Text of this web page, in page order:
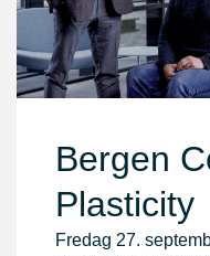
Bergen
Plasticity
Fredag 27.